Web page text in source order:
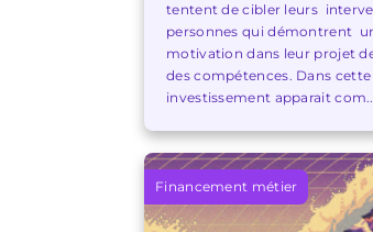
tentent de cibler leurs
personnes qui démontrent
motivation dans leur projet
des compétences. Dans
investissement apparait
Financement métier